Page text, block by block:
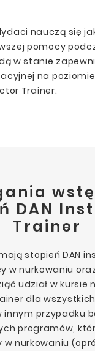
nauczą się
pomocy
w stanie
na
Trainer.
DAN
Trainer
stopień DAN
w nurkowaniu
udział w kursie
dla
innym przypadku
programów,
nurkowaniu